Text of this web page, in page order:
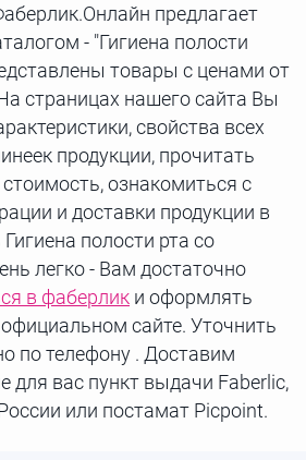
предлагает
- "Гигиена полости
товары с ценами от
страницах нашего сайта Вы
свойства всех
продукции, прочитать
ознакомиться с
и доставки продукции в
полости рта со
легко - Вам достаточно
в фаберлик и оформлять
сайте. Уточнить
по телефону . Доставим
для вас пункт выдачи Faberlic,
или постамат Picpoint.